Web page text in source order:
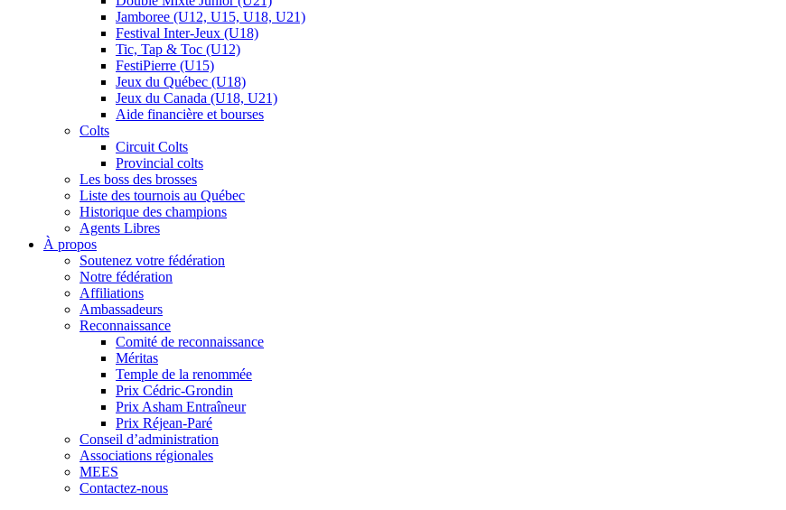
Jamboree (U12, U15, U18, U21)
Festival Inter-Jeux (U18)
Tic, Tap & Toc (U12)
FestiPierre (U15)
Jeux du Québec (U18)
Jeux du Canada (U18, U21)
Aide financière et bourses
Colts
Circuit Colts
Provincial colts
Les boss des brosses
Liste des tournois au Québec
Historique des champions
Agents Libres
À propos
Soutenez votre fédération
Notre fédération
Affiliations
Ambassadeurs
Reconnaissance
Comité de reconnaissance
Méritas
Temple de la renommée
Prix Cédric-Grondin
Prix Asham Entraîneur
Prix Réjean-Paré
Conseil d’administration
Associations régionales
MEES
Contactez-nous